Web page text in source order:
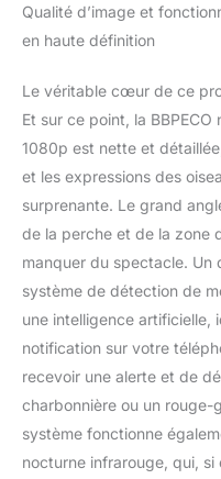
Qualité d’image et
en haute définition
Le véritable cœur de ce
Et sur ce point, la
1080p est nette et
et les expressions des
surprenante. Le grand
de la perche et de la zone
manquer du spectacle. Un
système de détection de
une intelligence artificielle,
notification sur votre
recevoir une alerte et de
charbonnière ou un rouge-
système fonctionne
nocturne infrarouge, qui, si